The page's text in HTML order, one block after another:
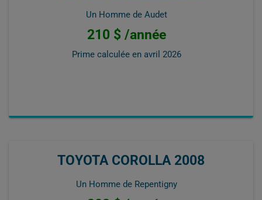
Un Homme de Audet
210 $ /année
Prime calculée en avril 2026
TOYOTA COROLLA 2008
Un Homme de Repentigny